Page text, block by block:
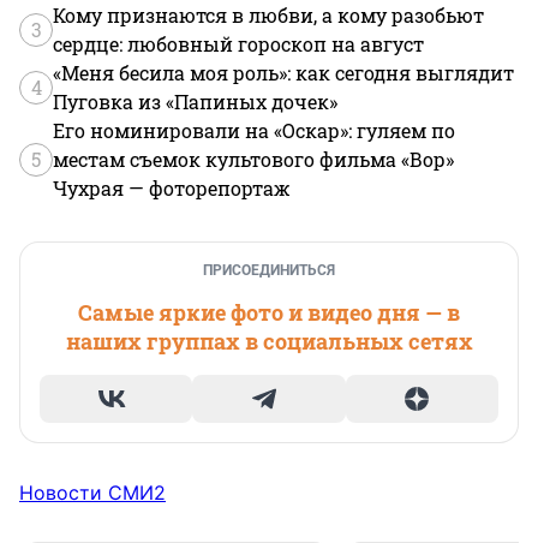
3
Кому признаются в любви, а кому разобьют
сердце: любовный гороскоп на август
4
«Меня бесила моя роль»: как сегодня выглядит
Пуговка из «Папиных дочек»
5
Его номинировали на «Оскар»: гуляем по
местам съемок культового фильма «Вор»
Чухрая — фоторепортаж
ПРИСОЕДИНИТЬСЯ
Самые яркие фото и видео дня — в
наших группах в социальных сетях
Новости СМИ2